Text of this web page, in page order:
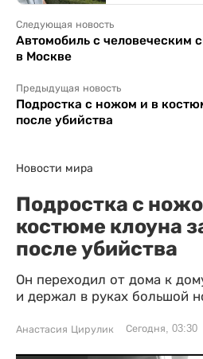
Следующая новость
Автомобиль с человеческим
в Москве
Предыдущая новость
Подростка с ножом и в
после убийства
Новости мира
Подростка с
костюме клоуна
после убийства
Он переходил от дома к
и держал в руках большой
Анастасия Цирулик Сегодня, 03:30